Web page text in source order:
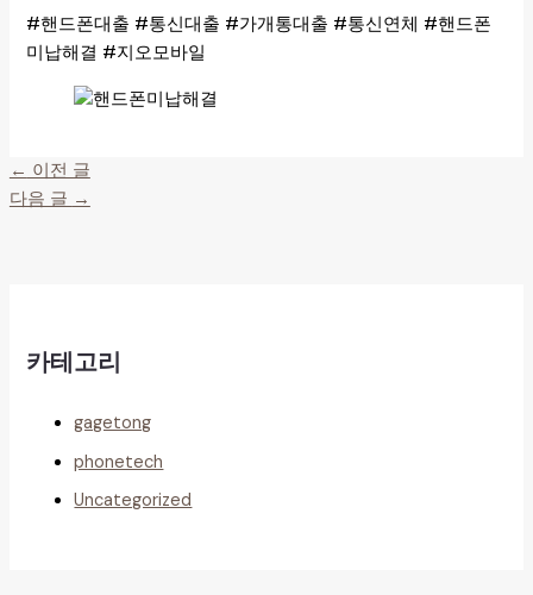
#핸드폰대출 #통신대출 #가개통대출 #통신연체 #핸드폰
미납해결 #지오모바일
← 이전 글
다음 글 →
카테고리
gagetong
phonetech
Uncategorized